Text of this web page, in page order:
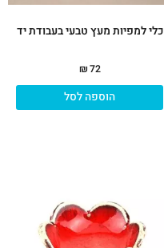
כלי למפיות מעץ טבעי בעבודת יד
₪72
הוספה לסל